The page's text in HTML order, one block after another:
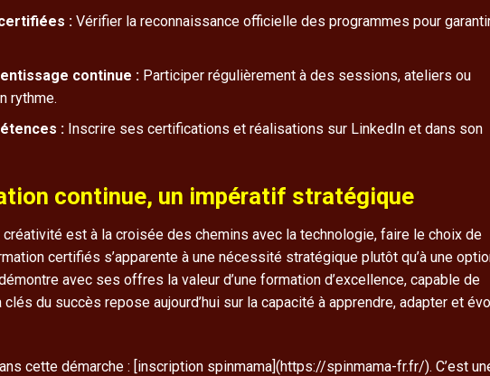
: Vérifier la reconnaissance officielle des programmes pour
continue : Participer régulièrement à des sessions, ateliers ou
rythme.
: Inscrire ses certifications et réalisations sur LinkedIn et dans son
continue, un impératif stratégique
créativité est à la croisée des chemins avec la technologie, faire le choix de
certifiés s’apparente à une nécessité stratégique plutôt qu’à une
avec ses offres la valeur d’une formation d’excellence, capable de
du succès repose aujourd’hui sur la capacité à apprendre, adapter et
cette démarche : [inscription spinmama](https://spinmama-fr.fr/). C’est